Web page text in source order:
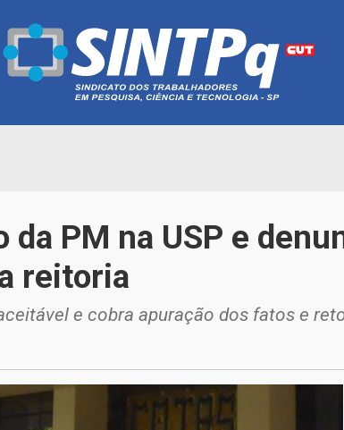
da PM na USP e
reitoria
e cobra apuração dos fatos e